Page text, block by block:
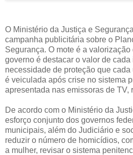
O Ministério da Justiça e
campanha publicitária sobre o
Segurança. O mote é a
governo é destacar o valor de
necessidade de proteção que cada
é veiculada após crise no sistema
apresentada nas emissoras de TV,
De acordo com o Ministério da
esforço conjunto dos governos
municipais, além do Judiciário e
reduzir o número de homicídios,
a mulher, revisar o sistema